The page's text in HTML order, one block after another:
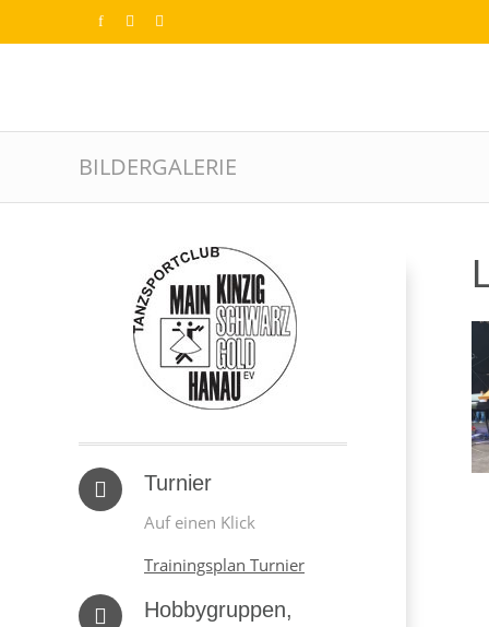
BILDERGALERIE
Turnier
Auf einen Klick
Trainingsplan Turnier
Hobbygruppen,